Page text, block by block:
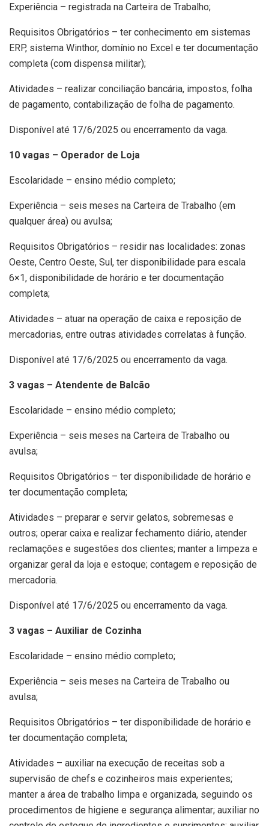
Experiência – registrada na Carteira de Trabalho;
Requisitos Obrigatórios – ter conhecimento em sistemas
ERP, sistema Winthor, domínio no Excel e ter documentação
completa (com dispensa militar);
Atividades – realizar conciliação bancária, impostos, folha
de pagamento, contabilização de folha de pagamento.
Disponível até 17/6/2025 ou encerramento da vaga.
10 vagas – Operador de Loja
Escolaridade – ensino médio completo;
Experiência – seis meses na Carteira de Trabalho (em
qualquer área) ou avulsa;
Requisitos Obrigatórios – residir nas localidades: zonas
Oeste, Centro Oeste, Sul, ter disponibilidade para escala
6×1, disponibilidade de horário e ter documentação
completa;
Atividades – atuar na operação de caixa e reposição de
mercadorias, entre outras atividades correlatas à função.
Disponível até 17/6/2025 ou encerramento da vaga.
3 vagas – Atendente de Balcão
Escolaridade – ensino médio completo;
Experiência – seis meses na Carteira de Trabalho ou
avulsa;
Requisitos Obrigatórios – ter disponibilidade de horário e
ter documentação completa;
Atividades – preparar e servir gelatos, sobremesas e
outros; operar caixa e realizar fechamento diário, atender
reclamações e sugestões dos clientes; manter a limpeza e
organizar geral da loja e estoque; contagem e reposição de
mercadoria.
Disponível até 17/6/2025 ou encerramento da vaga.
3 vagas – Auxiliar de Cozinha
Escolaridade – ensino médio completo;
Experiência – seis meses na Carteira de Trabalho ou
avulsa;
Requisitos Obrigatórios – ter disponibilidade de horário e
ter documentação completa;
Atividades – auxiliar na execução de receitas sob a
supervisão de chefs e cozinheiros mais experientes;
manter a área de trabalho limpa e organizada, seguindo os
procedimentos de higiene e segurança alimentar; auxiliar no